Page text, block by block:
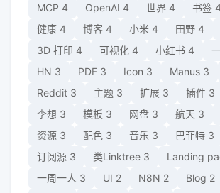
MCP 4 OpenAI 4 世界 4 书签 4
健康 4 博客 4 小米 4 田野 4
3D 打印 4 可视化 4 小红书 4
HN 3 PDF 3 Icon 3 Manus 3
Reddit 3 主题 3 扩展 3 插件 3
李想 3 模板 3 网盘 3 航天 3
资源 3 配色 3 音乐 3 巴菲特 3
订阅源 3 类Linktree 3 Landing
一周一人 3 UI 2 N8N 2 Blog 2